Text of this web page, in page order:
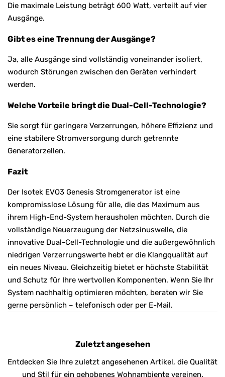
Die maximale Leistung beträgt 600 Watt, verteilt auf vier
Ausgänge.
Gibt es eine Trennung der Ausgänge?
Ja, alle Ausgänge sind vollständig voneinander isoliert,
wodurch Störungen zwischen den Geräten verhindert
werden.
Welche Vorteile bringt die Dual-Cell-Technologie?
Sie sorgt für geringere Verzerrungen, höhere Effizienz und
eine stabilere Stromversorgung durch getrennte
Generatorzellen.
Fazit
Der Isotek EVO3 Genesis Stromgenerator ist eine
kompromisslose Lösung für alle, die das Maximum aus
ihrem High-End-System herausholen möchten. Durch die
vollständige Neuerzeugung der Netzsinuswelle, die
innovative Dual-Cell-Technologie und die außergewöhnlich
niedrigen Verzerrungswerte hebt er die Klangqualität auf
ein neues Niveau. Gleichzeitig bietet er höchste Stabilität
und Schutz für Ihre wertvollen Komponenten. Wenn Sie Ihr
System nachhaltig optimieren möchten, beraten wir Sie
gerne persönlich – telefonisch oder per E-Mail.
Zuletzt angesehen
Entdecken Sie Ihre zuletzt angesehenen Artikel, die Qualität
und Stil für ein gehobenes Wohnambiente vereinen.